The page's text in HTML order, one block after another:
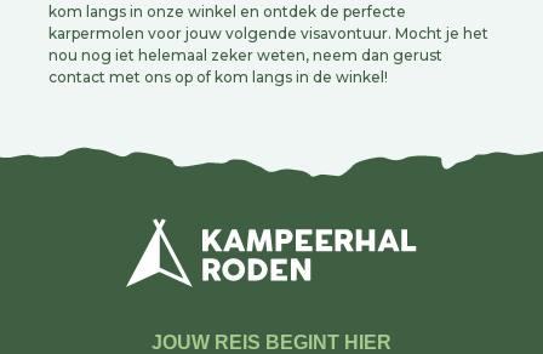
kom langs in onze winkel en ontdek de perfecte
karpermolen voor jouw volgende visavontuur. Mocht je het
nou nog iet helemaal zeker weten, neem dan gerust
contact met ons op of kom langs in de winkel!
JOUW REIS BEGINT HIER